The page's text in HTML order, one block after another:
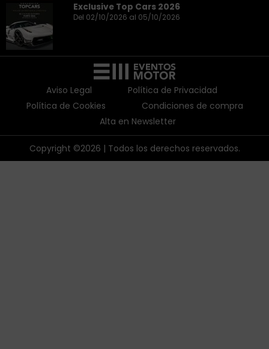
Exclusive Top Cars 2026
Del 02/10/2026 al 05/10/2026
Aviso Legal
Política de Privacidad
Política de Cookies
Condiciones de compra
Alta en Newsletter
Copyright ©2026 | Todos los derechos reservados.